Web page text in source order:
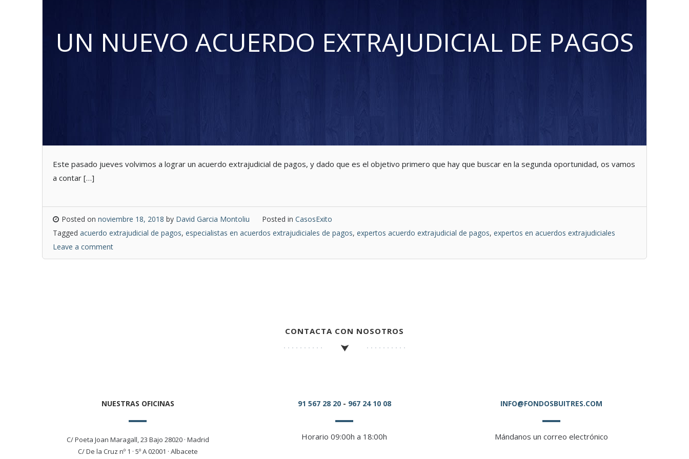
UN NUEVO ACUERDO EXTRAJUDICIAL DE PAGOS
Este pasado jueves volvimos a lograr un acuerdo extrajudicial de pagos, y dado que es el objetivo primero que hay que buscar en la segunda oportunidad, os vamos
a contar […]
Posted on noviembre 18, 2018 by David Garcia Montoliu Posted in CasosExito
Tagged acuerdo extrajudicial de pagos, especialistas en acuerdos extrajudiciales de pagos, expertos acuerdo extrajudicial de pagos, expertos en acuerdos extrajudiciales
Leave a comment
CONTACTA CON NOSOTROS
NUESTRAS OFICINAS
C/ Poeta Joan Maragall, 23 Bajo 28020 · Madrid
C/ De la Cruz nº 1 · 5º A 02001 · Albacete
91 567 28 20- 967 24 10 08
Horario 09:00h a 18:00h
INFO@FONDOSBUITRES.COM
Mándanos un correo electrónico